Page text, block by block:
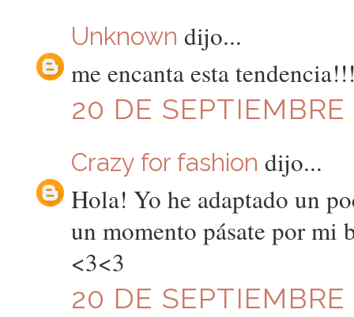
Unknown dijo...
me encanta esta
20 DE
Crazy for fashion dijo...
Hola! Yo he adaptado un
un momento pásate por mi
<3<3
20 DE